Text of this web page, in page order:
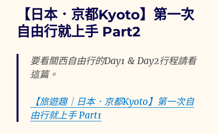
都
京
古
院
【日本．京都Kyoto】第一次
自由行就上手 Part2
要看關西自由行的Day1 & Day2行程請看
這篇。
【旅遊趣｜日本．京都Kyoto】第一次自
由行就上手 Part1